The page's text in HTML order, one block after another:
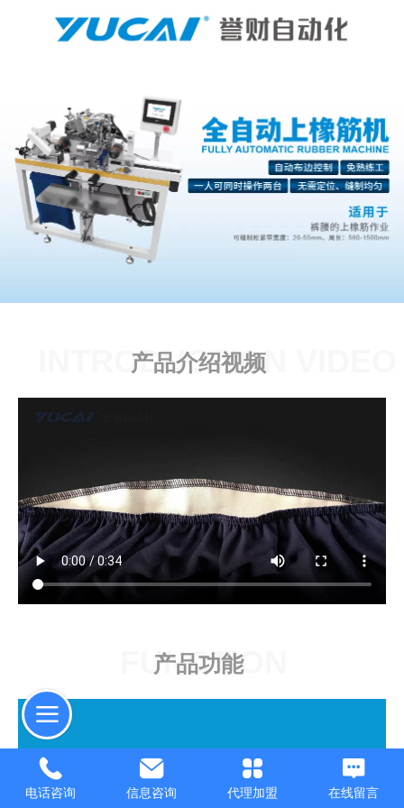
INTRODUCTION VIDEO
产品介绍视频
FUNCTION
产品功能
电话咨询 信息咨询 代理加盟 在线留言